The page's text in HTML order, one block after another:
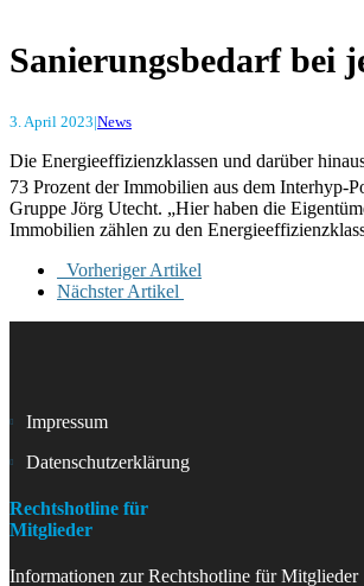
Sanierungsbedarf bei
3. April 2023|News
Die Energieeffizienzklassen und darüber
73 Prozent der Immobilien aus dem Interhyp-
Gruppe Jörg Utecht. „Hier haben die
Immobilien zählen zu den
Vorheriger Artikel
Nächster Artikel
Impressum
Datenschutzerklärung
Rechtshotline für
Mitglieder
Informationen zur Rechtshotline für Mitglieder